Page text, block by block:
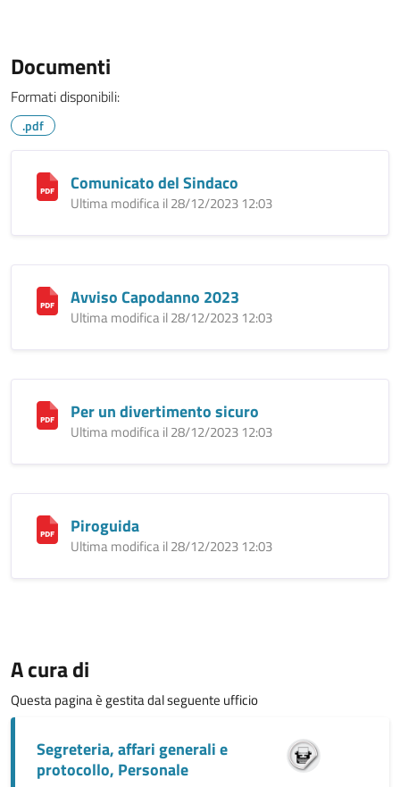
Documenti
Formati disponibili:
.pdf
Comunicato del Sindaco
Ultima modifica il 28/12/2023 12:03
Avviso Capodanno 2023
Ultima modifica il 28/12/2023 12:03
Per un divertimento sicuro
Ultima modifica il 28/12/2023 12:03
Piroguida
Ultima modifica il 28/12/2023 12:03
A cura di
Questa pagina è gestita dal seguente ufficio
Segreteria, affari generali e
protocollo, Personale